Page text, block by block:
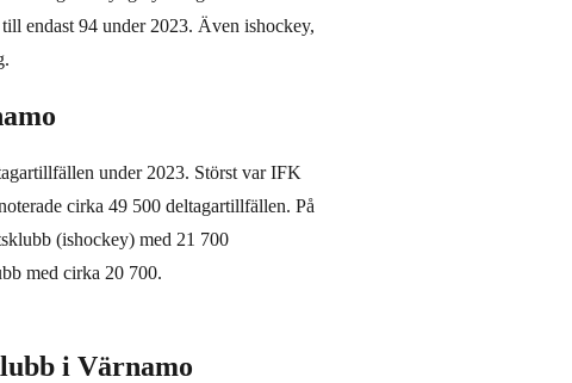
endast 94 under 2023. Även ishockey,
under 2023. Störst var IFK
cirka 49 500 deltagartillfällen. På
(ishockey) med 21 700
med cirka 20 700.
i Värnamo